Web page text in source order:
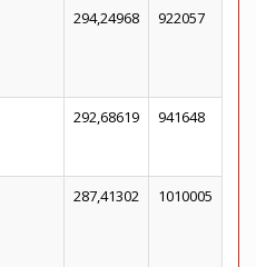
294,24968 922057
292,68619 941648
287,41302 1010005